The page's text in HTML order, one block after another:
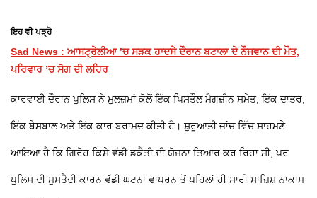
ਇਹ ਵੀ ਪੜ੍ਹੋ
Sad News : ਆਸਟ੍ਰੇਲੀਆ ’ਚ ਸੜਕ ਹਾਦਸੇ ਦੌਰਾਨ ਬਟਾਲਾ ਦੇ ਨੌਜਵਾਨ ਦੀ ਮੌਤ,
ਪਰਿਵਾਰ ’ਚ ਸੋਗ ਦੀ ਲਹਿਰ
ਕਾਰਵਾਈ ਦੌਰਾਨ ਪੁਲਿਸ ਨੇ ਮੁਲਜ਼ਮਾਂ ਕੋਲੋਂ ਇੱਕ ਪਿਸਤੌਲ ਮੈਗਜ਼ੀਨ ਸਮੇਤ, ਇੱਕ ਦਾਤਰ,
ਇੱਕ ਬੇਸਬਾਲ ਅਤੇ ਇੱਕ ਕਾਰ ਬਰਾਮਦ ਕੀਤੀ ਹੈ। ਸ਼ੁਰੂਆਤੀ ਜਾਂਚ ਵਿੱਚ ਸਾਹਮਣੇ
ਆਇਆ ਹੈ ਕਿ ਗਿਰੋਹ ਕਿਸੇ ਵੱਡੀ ਡਕੈਤੀ ਦੀ ਯੋਜਨਾ ਤਿਆਰ ਕਰ ਰਿਹਾ ਸੀ, ਪਰ
ਪੁਲਿਸ ਦੀ ਮੁਸਤੈਦੀ ਕਾਰਨ ਵੱਡੀ ਘਟਨਾ ਵਾਪਰਨ ਤੋਂ ਪਹਿਲਾਂ ਹੀ ਸਾਰੀ ਸਾਜ਼ਿਸ਼ ਨਾਕਾਮ